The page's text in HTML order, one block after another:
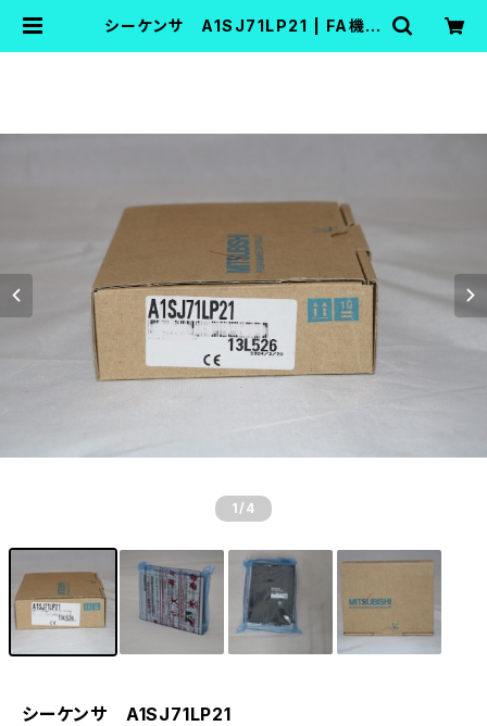
シーケンサ A1SJ71LP21 | FA機器
1 /4
シーケンサ A1SJ71LP21